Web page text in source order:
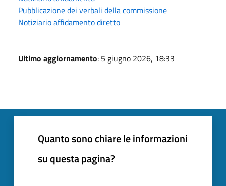
Pubblicazione dei verbali della commissione
Notiziario affidamento diretto
Ultimo aggiornamento: 5 giugno 2026, 18:33
Quanto sono chiare le informazioni
su questa pagina?